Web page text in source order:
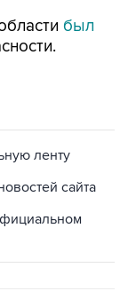
был
ленту
сайта